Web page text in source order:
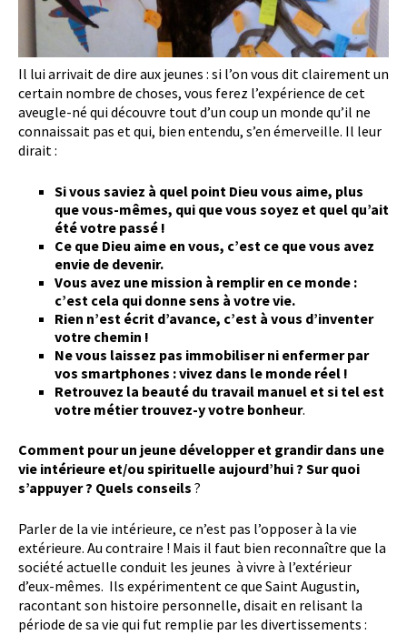
Il lui arrivait de dire aux jeunes : si l’on vous dit clairement un
certain nombre de choses, vous ferez l’expérience de cet
aveugle-né qui découvre tout d’un coup un monde qu’il ne
connaissait pas et qui, bien entendu, s’en émerveille. Il leur
dirait :
Si vous saviez à quel point Dieu vous aime, plus
que vous-mêmes, qui que vous soyez et quel qu’ait
été votre passé !
Ce que Dieu aime en vous, c’est ce que vous avez
envie de devenir.
Vous avez une mission à remplir en ce monde :
c’est cela qui donne sens à votre vie.
Rien n’est écrit d’avance, c’est à vous d’inventer
votre chemin !
Ne vous laissez pas immobiliser ni enfermer par
vos smartphones : vivez dans le monde réel !
Retrouvez la beauté du travail manuel et si tel est
votre métier trouvez-y votre bonheur.
Comment pour un jeune développer et grandir dans une
vie intérieure et/ou spirituelle aujourd’hui ? Sur quoi
s’appuyer ? Quels conseils ?
Parler de la vie intérieure, ce n’est pas l’opposer à la vie
extérieure. Au contraire ! Mais il faut bien reconnaître que la
société actuelle conduit les jeunes à vivre à l’extérieur
d’eux-mêmes. Ils expérimentent ce que Saint Augustin,
racontant son histoire personnelle, disait en relisant la
période de sa vie qui fut remplie par les divertissements :